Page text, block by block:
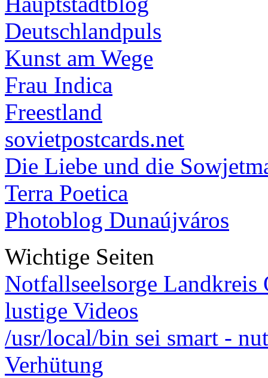
Deutschlandpuls
Kunst am Wege
Frau Indica
Freestland
sovietpostcards.net
Die Liebe und die
Terra Poetica
Photoblog Dunaújváros
Wichtige Seiten
Notfallseelsorge Landkreis
lustige Videos
/usr/local/bin sei smart -
Verhütung